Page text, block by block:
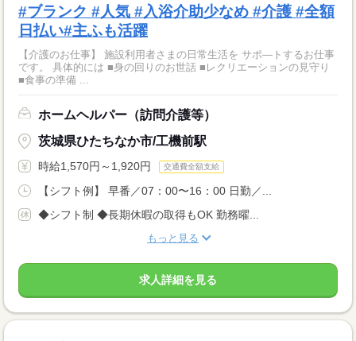
#ブランク #人気 #入浴介助少なめ #介護 #全額
日払い#主ふも活躍
【介護のお仕事】 施設利用者さまの日常生活を サポ―トするお仕事
です。 具体的には ■身の回りのお世話 ■レクリエーションの見守り
■食事の準備 ...
ホームヘルパー（訪問介護等）
茨城県ひたちなか市/工機前駅
時給1,570円～1,920円 交通費全額支給
【シフト例】 早番／07：00〜16：00 日勤／...
◆シフト制 ◆長期休暇の取得もOK 勤務曜...
もっと見る
求人詳細を見る